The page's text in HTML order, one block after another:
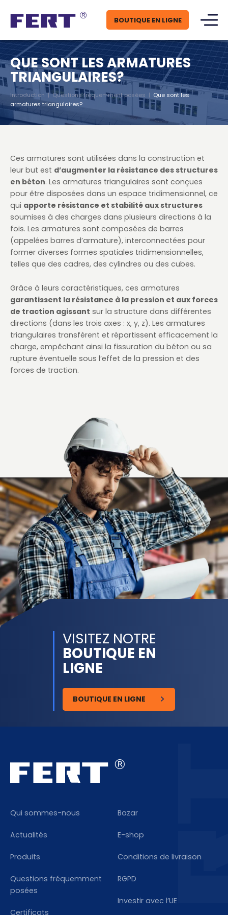
BOUTIQUE EN LIGNE
QUE SONT LES ARMATURES
TRIANGULAIRES?
Introduction|Questions fréquemment posées | Que sont les
armatures triangulaires?
Ces armatures sont utilisées dans la construction et
leur but est d’augmenter la résistance des structures
en béton. Les armatures triangulaires sont conçues
pour être disposées dans un espace tridimensionnel, ce
qui apporte résistance et stabilité aux structures
soumises à des charges dans plusieurs directions à la
fois. Les armatures sont composées de barres
(appelées barres d’armature), interconnectées pour
former diverses formes spatiales tridimensionnelles,
telles que des cadres, des cylindres ou des cubes.
Grâce à leurs caractéristiques, ces armatures
garantissent la résistance à la pression et aux forces
de traction agissant sur la structure dans différentes
directions (dans les trois axes : x, y, z). Les armatures
triangulaires transfèrent et répartissent efficacement la
charge, empêchant ainsi la fissuration du béton ou sa
rupture éventuelle sous l’effet de la pression et des
forces de traction.
VISITEZ NOTRE
BOUTIQUE EN
LIGNE
BOUTIQUE EN LIGNE
Qui sommes-nous
Actualités
Produits
Questions fréquemment
posées
Certificats
Bazar
E-shop
Conditions de livraison
RGPD
Investir avec l’UE